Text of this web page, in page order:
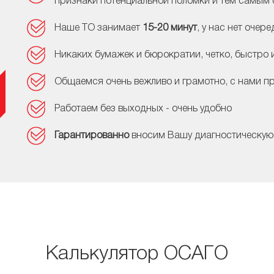
Наше ТО занимает 15-20 минут, у нас нет
Никаких бумажек и бюрократии, четко, быстро
Общаемся очень вежливо и грамотно, с нами
Работаем без выходных - очень удобно
Гарантированновносим Вашу
Калькулятор ОСАГО